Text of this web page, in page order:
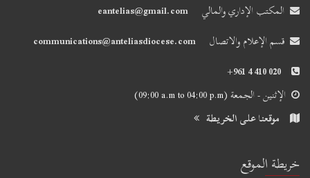
المكتب الإداري والمالي
eantelias@gmail.com
قسم الإعلام والاتصال
communications@anteliasdiocese.com
+961 4 410 020
الإثنين - الجمعة(09:00 a.m to 04:00 p.m)
موقعنا على الخريطة
خريطة الموقع